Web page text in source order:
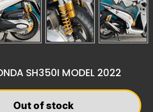
SH350I MODEL 2022
Out of stock